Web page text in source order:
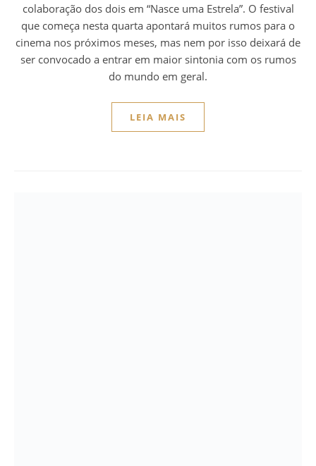
colaboração dos dois em “Nasce uma Estrela”. O festival
que começa nesta quarta apontará muitos rumos para o
cinema nos próximos meses, mas nem por isso deixará de
ser convocado a entrar em maior sintonia com os rumos
do mundo em geral.
LEIA MAIS